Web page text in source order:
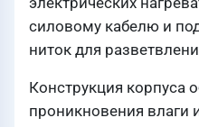
силовому кабелю и
ниток для
Конструкция корпуса
проникновения